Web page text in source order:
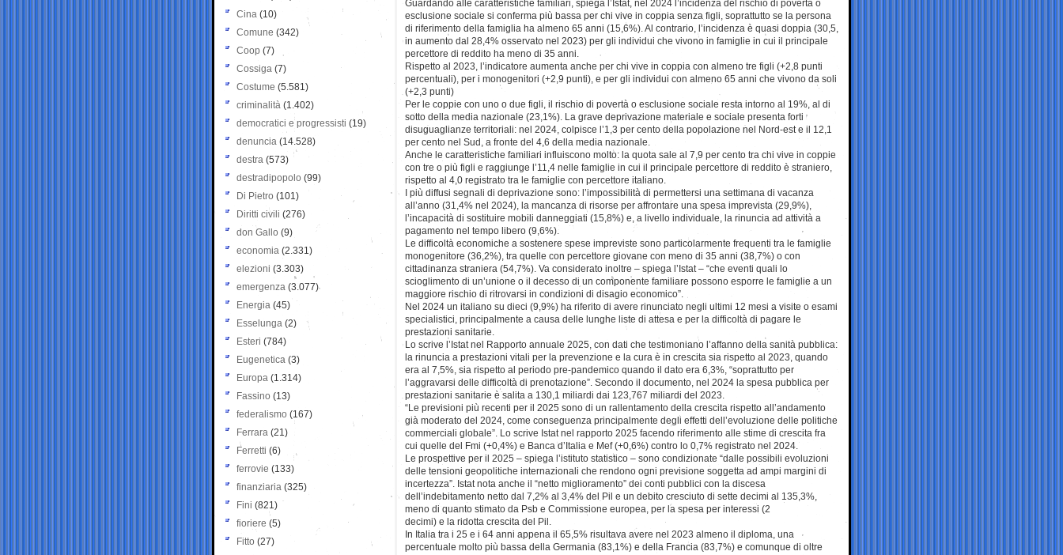
Guardando alle caratteristiche familiari, spiega l’Istat, nel 2024 l’incidenza del rischio di povertà o
esclusione sociale si conferma più bassa per chi vive in coppia senza figli, soprattutto se la persona
di riferimento della famiglia ha almeno 65 anni (15,6%). Al contrario, l’incidenza è quasi doppia (30,5,
in aumento dal 28,4% osservato nel 2023) per gli individui che vivono in famiglie in cui il principale
percettore di reddito ha meno di 35 anni.
Rispetto al 2023, l’indicatore aumenta anche per chi vive in coppia con almeno tre figli (+2,8 punti
percentuali), per i monogenitori (+2,9 punti), e per gli individui con almeno 65 anni che vivono da soli
(+2,3 punti)
Per le coppie con uno o due figli, il rischio di povertà o esclusione sociale resta intorno al 19%, al di
sotto della media nazionale (23,1%). La grave deprivazione materiale e sociale presenta forti
disuguaglianze territoriali: nel 2024, colpisce l’1,3 per cento della popolazione nel Nord-est e il 12,1
per cento nel Sud, a fronte del 4,6 della media nazionale.
Anche le caratteristiche familiari influiscono molto: la quota sale al 7,9 per cento tra chi vive in coppie
con tre o più figli e raggiunge l’11,4 nelle famiglie in cui il principale percettore di reddito è straniero,
rispetto al 4,0 registrato tra le famiglie con percettore italiano.
I più diffusi segnali di deprivazione sono: l’impossibilità di permettersi una settimana di vacanza
all’anno (31,4% nel 2024), la mancanza di risorse per affrontare una spesa imprevista (29,9%),
l’incapacità di sostituire mobili danneggiati (15,8%) e, a livello individuale, la rinuncia ad attività a
pagamento nel tempo libero (9,6%).
Le difficoltà economiche a sostenere spese impreviste sono particolarmente frequenti tra le famiglie
monogenitore (36,2%), tra quelle con percettore giovane con meno di 35 anni (38,7%) o con
cittadinanza straniera (54,7%). Va considerato inoltre – spiega l’Istat – “che eventi quali lo
scioglimento di un’unione o il decesso di un componente familiare possono esporre le famiglie a un
maggiore rischio di ritrovarsi in condizioni di disagio economico”.
Nel 2024 un italiano su dieci (9,9%) ha riferito di avere rinunciato negli ultimi 12 mesi a visite o esami
specialistici, principalmente a causa delle lunghe liste di attesa e per la difficoltà di pagare le
prestazioni sanitarie.
Lo scrive l’Istat nel Rapporto annuale 2025, con dati che testimoniano l’affanno della sanità pubblica:
la rinuncia a prestazioni vitali per la prevenzione e la cura è in crescita sia rispetto al 2023, quando
era al 7,5%, sia rispetto al periodo pre-pandemico quando il dato era 6,3%, “soprattutto per
l’aggravarsi delle difficoltà di prenotazione”. Secondo il documento, nel 2024 la spesa pubblica per
prestazioni sanitarie è salita a 130,1 miliardi dai 123,767 miliardi del 2023.
“Le previsioni più recenti per il 2025 sono di un rallentamento della crescita rispetto all’andamento
già moderato del 2024, come conseguenza principalmente degli effetti dell’evoluzione delle politiche
commerciali globale”. Lo scrive Istat nel rapporto 2025 facendo riferimento alle stime di crescita fra
cui quelle del Fmi (+0,4%) e Banca d’Italia e Mef (+0,6%) contro lo 0,7% registrato nel 2024.
Le prospettive per il 2025 – spiega l’istituto statistico – sono condizionate “dalle possibili evoluzioni
delle tensioni geopolitiche internazionali che rendono ogni previsione soggetta ad ampi margini di
incertezza”. Istat nota anche il “netto miglioramento” dei conti pubblici con la discesa
dell’indebitamento netto dal 7,2% al 3,4% del Pil e un debito cresciuto di sette decimi al 135,3%,
meno di quanto stimato da Psb e Commissione europea, per la spesa per interessi (2
decimi) e la ridotta crescita del Pil.
In Italia tra i 25 e i 64 anni appena il 65,5% risultava avere nel 2023 almeno il diploma, una
percentuale molto più bassa della Germania (83,1%) e della Francia (83,7%) e comunque di oltre
Cina (10)
Comune (342)
Coop (7)
Cossiga (7)
Costume (5.581)
criminalità (1.402)
democratici e progressisti (19)
denuncia (14.528)
destra (573)
destradipopolo (99)
Di Pietro (101)
Diritti civili (276)
don Gallo (9)
economia (2.331)
elezioni (3.303)
emergenza (3.077)
Energia (45)
Esselunga (2)
Esteri (784)
Eugenetica (3)
Europa (1.314)
Fassino (13)
federalismo (167)
Ferrara (21)
Ferretti (6)
ferrovie (133)
finanziaria (325)
Fini (821)
fioriere (5)
Fitto (27)